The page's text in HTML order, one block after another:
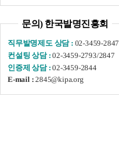
문의) 한국발명진흥회
직무발명제도 상담 : 02-3459-2847
컨설팅 상담 :02-3459-2793/2847
인증제 상담 :02-3459-2844
E-mail : 2845@kipa.org